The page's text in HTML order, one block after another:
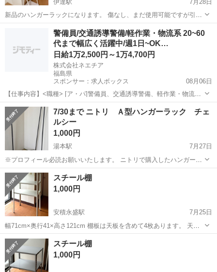
伊達駅
7月28日
新品のハンガーラックになります。 傷なし、まだ使用可能ですが引越
しに伴い不必要になったため出品いたします。 8/1取りに来てくれる方
優先的にお譲りいたします。 (値下げ交渉可)
伊達市 伊達駅 収納家具 ラック
警備員/交通誘導警備/軽作業・物流系 20~60
代まで幅広く活躍中/週1日~OK…
日給1万2,500円～1万4,700円
株式会社ネエチア
福島県
スポンサー：求人ボックス
08月06日
【仕事内容】<職種> [ア・パ]警備員、交通誘導警備、軽作業・物流そ
の他 <雇用形態> アルバイト・パート <給与> [ア・パ]日給12,500円～
14,700円 日勤:12,500円 夜勤:14,700円 一部日払いOK 1勤務...
アルバイト・パート
7/30まで ニトリ Ａ型ハンガーラック チェ
ルシー
1,000円
湯本駅
7月27日
※プロフィール必読お願いいたします。 ニトリで購入したハンガーラ
ックです。 破損など無く状態は良いです
福島 いわき市 湯本駅
スチール棚
1,000円
安積永盛駅
7月25日
幅71cm×奥行41×高さ121cm 棚板は天板を含めて4枚あります。 天板
上に未使用の天板がもう一枚あります。 ネジも付属してますので4段
でご使用いただけます 我が家の押し入れにドンピシャなサイズでし
た！
福島 郡山市 安積永盛駅
スチール棚
1,000円